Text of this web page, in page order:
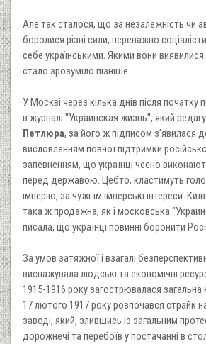
Але так сталося, що за незалежність чи
боролися різні сили, переважно
себе українськими. Якими вони
стало зрозуміло пізніше.
У Москві через кілька днів після початку
в журналі "Украинская жизнь", який
Петлюра, за його ж підписом з'явилася
висловленням повної підтримки
запевненням, що українці чесно
перед державою. Цебто, кластимуть
імперію, за чужі їм імперські інтереси.
така ж продажна, як і московська
писала, що українці повинні боронити
За умов затяжної і взагалі
виснажувала людські та економічні
1915-1916 року загострювалася загальна
17 лютого 1917 року розпочався страйк
заводі, який, злившись із загальним
дорожнечі та перебоїв у постачанні в